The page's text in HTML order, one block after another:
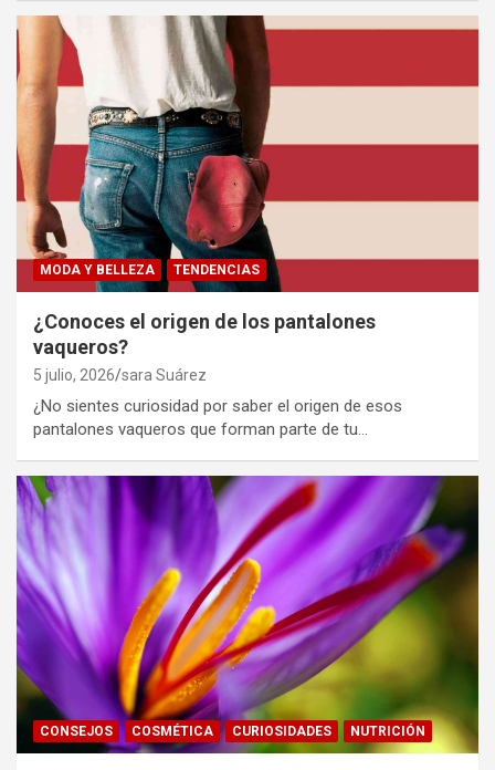
MODA Y BELLEZA TENDENCIAS
¿Conoces el origen de los pantalones
vaqueros?
5 julio, 2026 sara Suárez
¿No sientes curiosidad por saber el origen de esos
pantalones vaqueros que forman parte de tu…
CONSEJOS COSMÉTICA CURIOSIDADES NUTRICIÓN